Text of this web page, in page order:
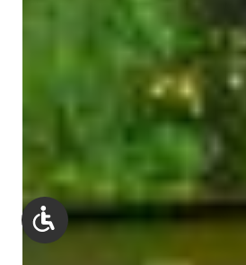
Werkzeugleiste anzeigen